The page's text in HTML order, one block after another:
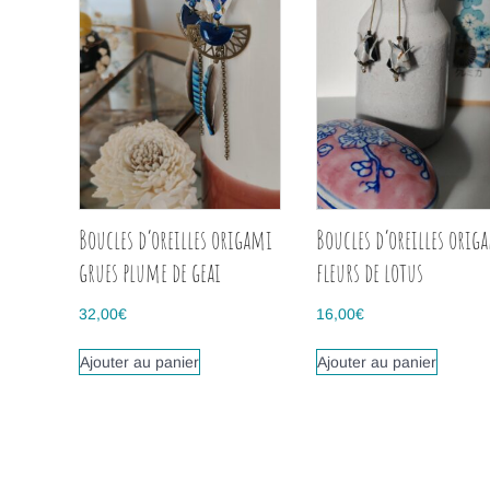
Boucles d’oreilles origami
grues plume de geai
32,00€
Ajouter au panier
Boucles d’oreilles
fleurs de lotus
16,00€
Ajouter au panier